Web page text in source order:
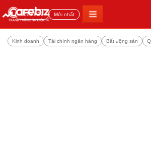
Đọc nhiều Mới nhất
Kinh doanh Tài chính ngân hàng Bất động sản